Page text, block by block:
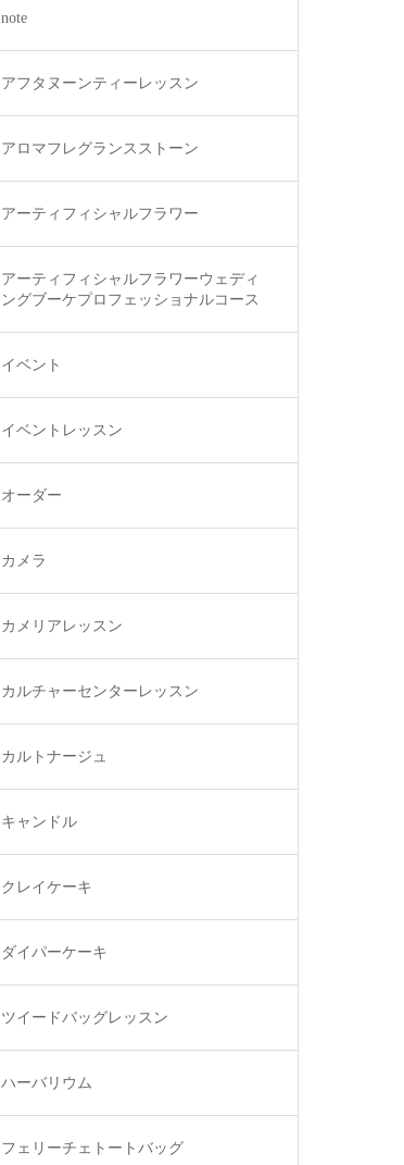
note
アフタヌーンティーレッスン
アロマフレグランスストーン
アーティフィシャルフラワー
アーティフィシャルフラワーウェディ
ングブーケプロフェッショナルコース
イベント
イベントレッスン
オーダー
カメラ
カメリアレッスン
カルチャーセンターレッスン
カルトナージュ
キャンドル
クレイケーキ
ダイパーケーキ
ツイードバッグレッスン
ハーバリウム
フェリーチェトートバッグ